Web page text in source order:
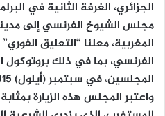
الجزائري، الغرفة الثانية في
مجلس الشيوخ الفرنسي إلى
المغربية، معلنا “التعليق
الفرنسي، بما في ذلك بروتوكول
المجلسين، في سبتمبر (أيلول) 2015″.
واعتبر المجلس هذه الزيارة